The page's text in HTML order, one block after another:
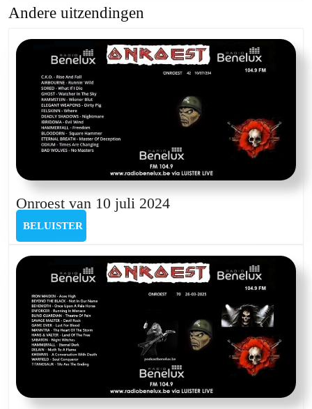
Previous
Andere uitzendingen
Onroest van 10 juli 2024Onroest
juli
2024
BELUISTER